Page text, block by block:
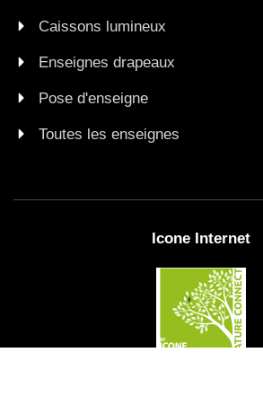
Caissons lumineux
Enseignes drapeaux
Pose d'enseigne
Toutes les enseignes
Icone Internet